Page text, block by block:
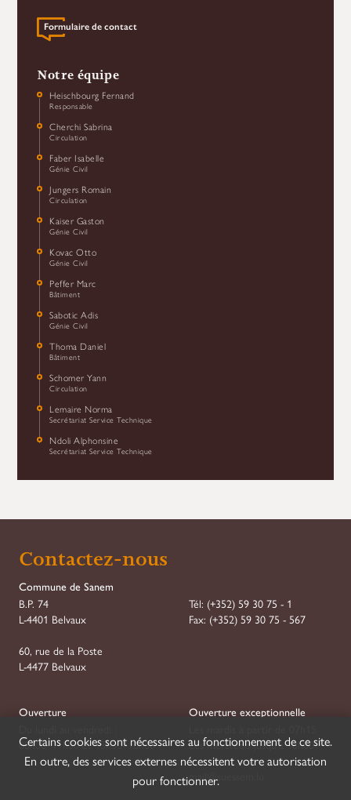
Formulaire de contact
Notre équipe
Heischbourg Fernand
Responsable
Cherchi Sabrina
Circulation
Faber Isabelle
Génie Civil
Jungers Romain
Circulation
Kaiser Gaston
Génie Civil
Kovac Otto
Génie Civil
Peffer Marc
Bâtiment
Sabotic Adis
Génie Civil
Thoma Daniel
Bâtiment
Schomer Yann
Circulation
Lemaire Norma
Secrétariat Service Technique
Ndoli Alphonsine
Secrétariat Service Technique
Contactez-nous
Commune de Sanem
B.P. 74
L-4401 Belvaux
60, rue de la Poste
L-4477 Belvaux
Tél: (+352) 59 30 75 - 1
Fax: (+352) 59 30 75 - 567
Ouverture
08h00–11h30 et 13h30–16h30
Ouverture exceptionnelle
Les mercredis jusqu'à 18h00
mail@suessem.lu
Certains cookies sont nécessaires au fonctionnement de ce site.
En outre, des services externes nécessitent votre autorisation
pour fonctionner.